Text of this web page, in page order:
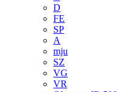
D
FE
SP
A
mju
SZ
VG
VR